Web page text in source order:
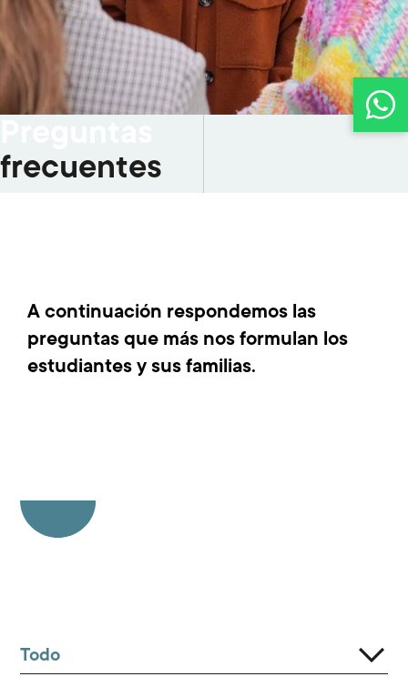
frecuentes
A continuación respondemos las
preguntas que más nos formulan los
estudiantes y sus familias.